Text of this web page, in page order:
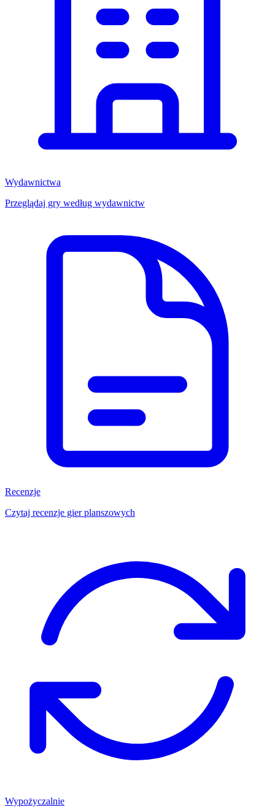
Wydawnictwa
Przeglądaj gry według wydawnictw
Recenzje
Czytaj recenzje gier planszowych
Wypożyczalnie